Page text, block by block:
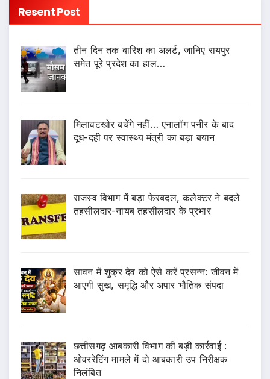
Resent Post
तीन दिन तक बारिश का अलर्ट, जानिए रायपुर
समेत पूरे प्रदेश का हाल…
मिलावटखोर बचेंगे नहीं… एनालॉग पनीर के बाद
दूध-दही पर स्वास्थ्य मंत्री का बड़ा बयान
राजस्व विभाग में बड़ा फेरबदल, कलेक्टर ने बदले
तहसीलदार-नायब तहसीलदार के प्रभार
सावन में शुक्र देव को ऐसे करें प्रसन्न: जीवन में
आएगी सुख, समृद्धि और अपार भौतिक संपदा
छत्तीसगढ़ आबकारी विभाग की बड़ी कार्रवाई :
ओवररेटिंग मामले में दो आबकारी उप निरीक्षक
निलंबित